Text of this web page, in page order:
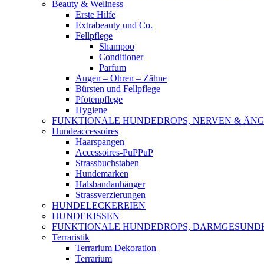
Beauty & Wellness
Erste Hilfe
Extrabeauty und Co.
Fellpflege
Shampoo
Conditioner
Parfum
Augen – Ohren – Zähne
Bürsten und Fellpflege
Pfotenpflege
Hygiene
FUNKTIONALE HUNDEDROPS, NERVEN &
Hundeaccessoires
Haarspangen
Accessoires-PuPPuP
Strassbuchstaben
Hundemarken
Halsbandanhänger
Strassverzierungen
HUNDELECKEREIEN
HUNDEKISSEN
FUNKTIONALE HUNDEDROPS,
Terraristik
Terrarium Dekoration
Terrarium